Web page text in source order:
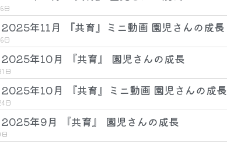
日
年11月 『共育』ミニ動画 園児さんの成長
日
年10月 『共育』 園児さんの成長
日
年10月 『共育』ミニ動画 園児さんの成長
日
年9月 『共育』 園児さんの成長